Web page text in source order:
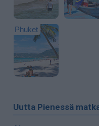
Phuket
Uutta Pienessä